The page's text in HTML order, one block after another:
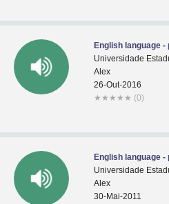
English language -
Universidade
Alex
26-Out-2016
★ ★ ★ ★ ★ (0)
English language -
Universidade
Alex
30-Mai-2011